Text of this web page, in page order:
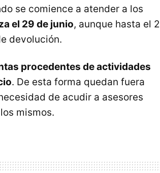
se comience a atender a los
el 29 de junio, aunque hasta el 2
devolución.
procedentes de actividades
. De esta forma quedan fuera
de acudir a asesores
mismos.